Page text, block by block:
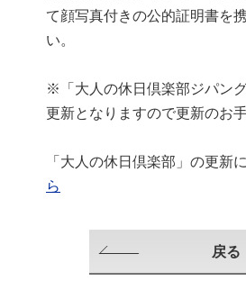
て顔写真付きの公的証明書を
い。
※「大人の休日倶楽部ジパン
更新となりますので更新のお
「大人の休日倶楽部」の更新
ら
戻る